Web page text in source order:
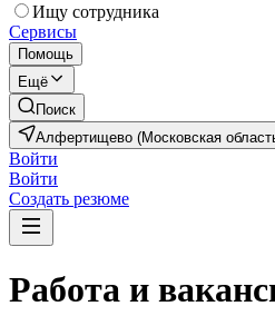
Ищу сотрудника
Сервисы
Помощь
Ещё
Поиск
Алфертищево (Московская
Войти
Войти
Создать резюме
Работа и